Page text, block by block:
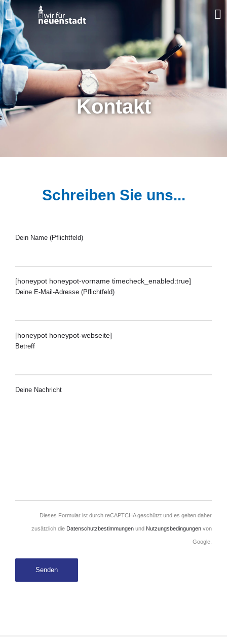
Kontakt
Schreiben Sie uns...
Dein Name (Pflichtfeld)
[honeypot honeypot-vorname timecheck_enabled:true]
Deine E-Mail-Adresse (Pflichtfeld)
[honeypot honeypot-webseite]
Betreff
Deine Nachricht
Dieses Formular ist durch reCAPTCHA geschützt und es gelten daher
zusätzlich die Datenschutzbestimmungen und Nutzungsbedingungen von
Google.